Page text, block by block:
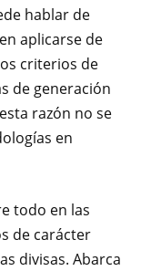
hablar de
aplicarse de
criterios de
de generación
razón no se
en
todo en las
de carácter
divisas. Abarca